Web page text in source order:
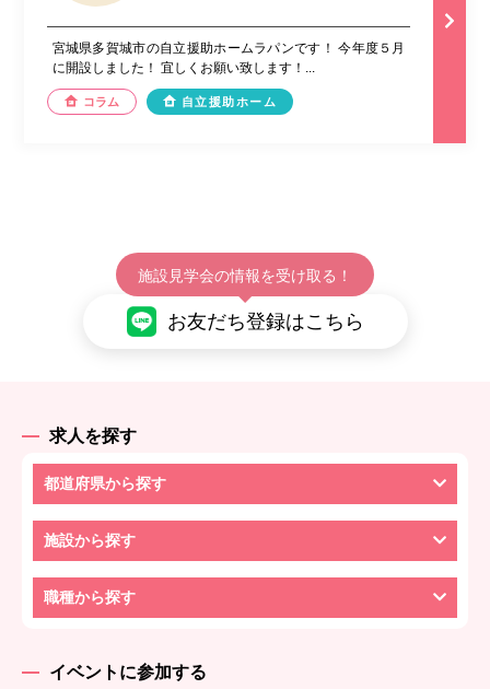
宮城県多賀城市の自立援助ホームラパンです！ 今年度５月
に開設しました！ 宜しくお願い致します！...
コラム 自立援助ホーム
施設見学会の情報を受け取る！
お友だち登録はこちら
求人を探す
都道府県から探す
施設から探す
職種から探す
イベントに参加する